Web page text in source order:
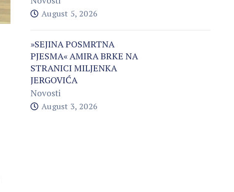
August 5, 2026
»SEJINA POSMRTNA
PJESMA« AMIRA BRKE NA
STRANICI MILJENKA
JERGOVIĆA
Novosti
August 3, 2026